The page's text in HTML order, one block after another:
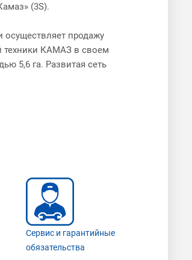
(3S).
осуществляет продажу
техники КАМАЗ в своем
5,6 га. Развитая сеть
Сервис и гарантийные
обязательства